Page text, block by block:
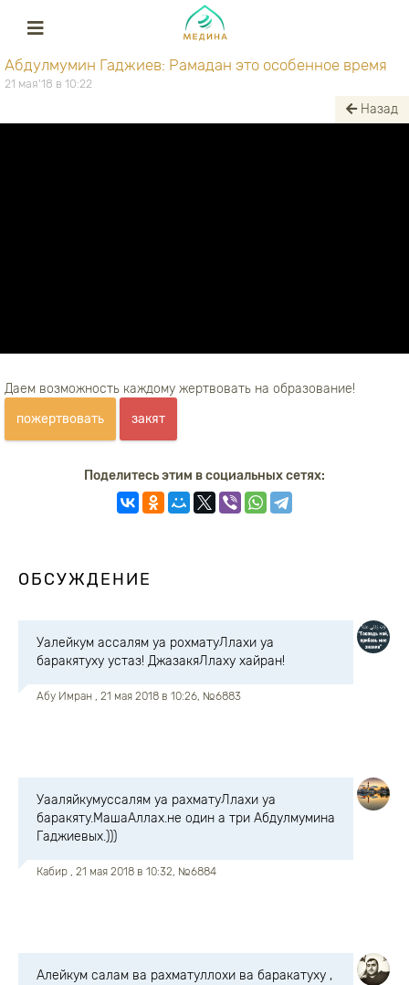
Абдулмумин Гаджиев: Рамадан это особенное время
21 мая'18 в 10:22
Назад
Даем возможность каждому жертвовать на образование!
пожертвовать
закят
Поделитесь этим в социальных сетях:
ОБСУЖДЕНИЕ
Уалейкум ассалям уа рохматуЛлахи уа
баракятуху устаз! ДжазакяЛлаху хайран!
Абу Имран , 21 мая 2018 в 10:26, №6883
Уааляйкумуссалям уа рахматуЛлахи уа
баракяту.МашаАллах.не один а три Абдулмумина
Гаджиевых.)))
Кабир , 21 мая 2018 в 10:32, №6884
Алейкум салам ва рахматуллохи ва баракатуху ,